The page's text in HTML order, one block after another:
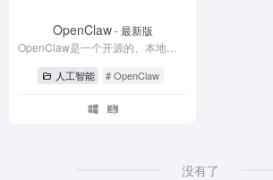
OpenClaw- 最新版
人工智能 # OpenClaw
没有了